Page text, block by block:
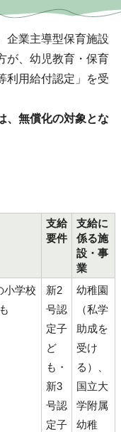
企業主導型保育施設
が、幼児教育・保育
利用給付認定」を受
、無償化の対象とな
支給
要件
支給に
係る施
設・事
業
小学校
新2
号認
定子
ど
も・
新3
号認
定子
幼稚園
（私学
助成を
受け
る）、
国立大
学附属
幼稚